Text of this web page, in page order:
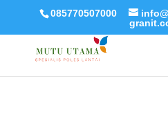
085770507000